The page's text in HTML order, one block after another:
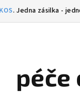
. Jedna zásilka -
péče